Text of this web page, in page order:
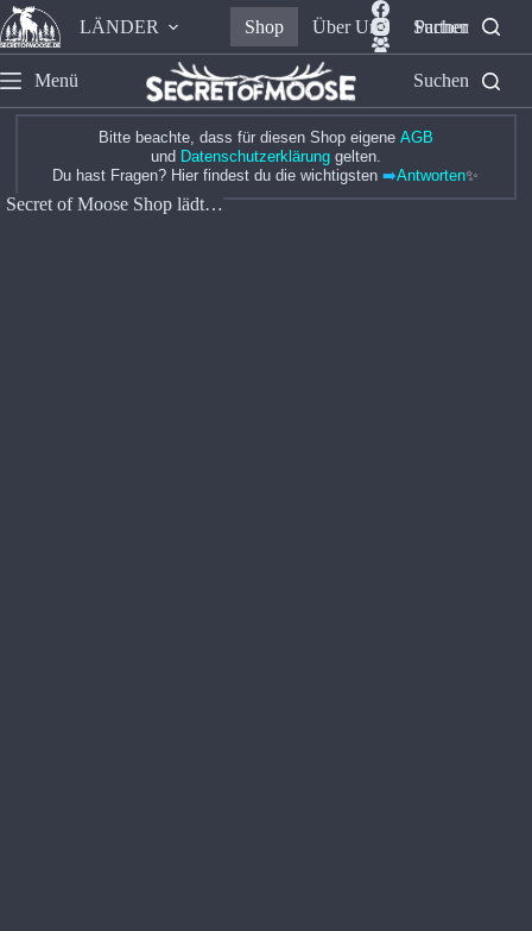
LÄNDER Shop Über Uns Partner
Suchen
Menü Suchen
Bitte beachte, dass für diesen Shop eigene AGB
und Datenschutzerklärunggelten.
Du hast Fragen? Hier findest du die wichtigsten➡️Antworten✨
Secret of Moose Shop lädt…